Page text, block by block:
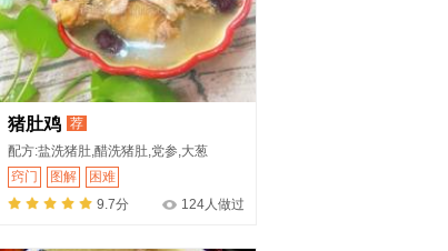
猪肚鸡 荐
配方:盐洗猪肚,醋洗猪肚,党参,大葱
窍门
图解
困难
9.7分
124人做过